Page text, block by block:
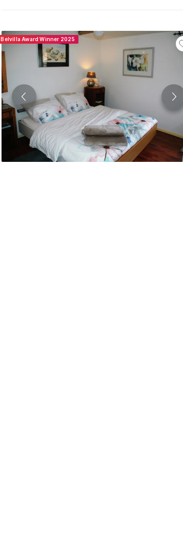
Belvilla Award Winner 2025